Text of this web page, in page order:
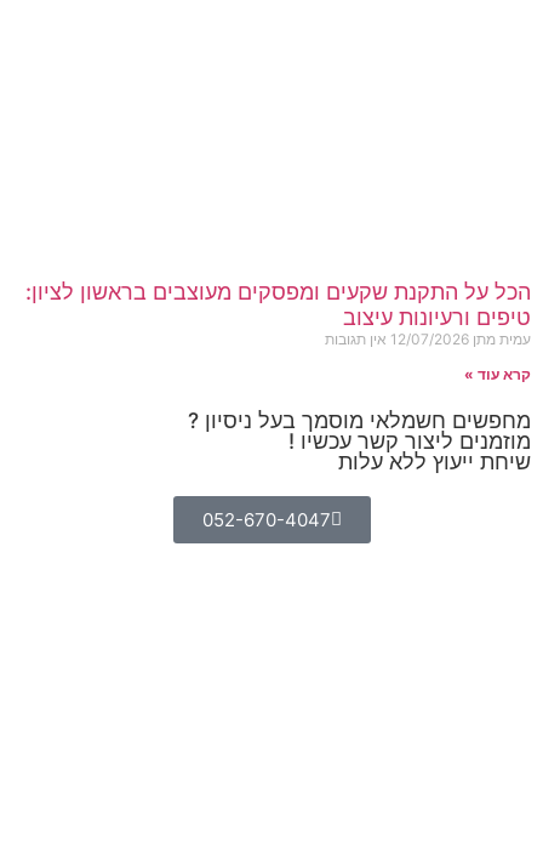
הכל על התקנת שקעים ומפסקים מעוצבים בראשון לציון:
טיפים ורעיונות עיצוב
עמית מתן 12/07/2026 אין תגובות
קרא עוד »
מחפשים חשמלאי מוסמך בעל ניסיון ?
מוזמנים ליצור קשר עכשיו !
שיחת ייעוץ ללא עלות
052-670-4047